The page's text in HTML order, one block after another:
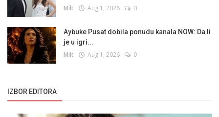
Milt Aug 1, 2026 0
Aybuke Pusat dobila ponudu kanala NOW: Da li
je u igri...
Milt Aug 1, 2026 0
IZBOR EDITORA